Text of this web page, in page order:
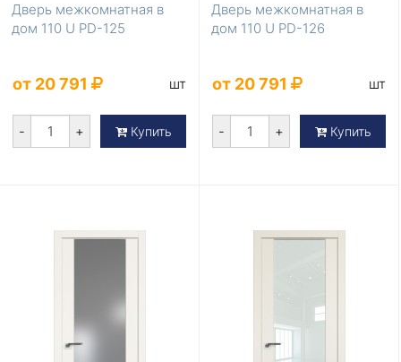
Дверь межкомнатная в
дом 110 U PD-125
от 20 791 шт
- + Купить
Дверь межкомнатная в
дом 110 U PD-126
от 20 791 шт
- + Купить